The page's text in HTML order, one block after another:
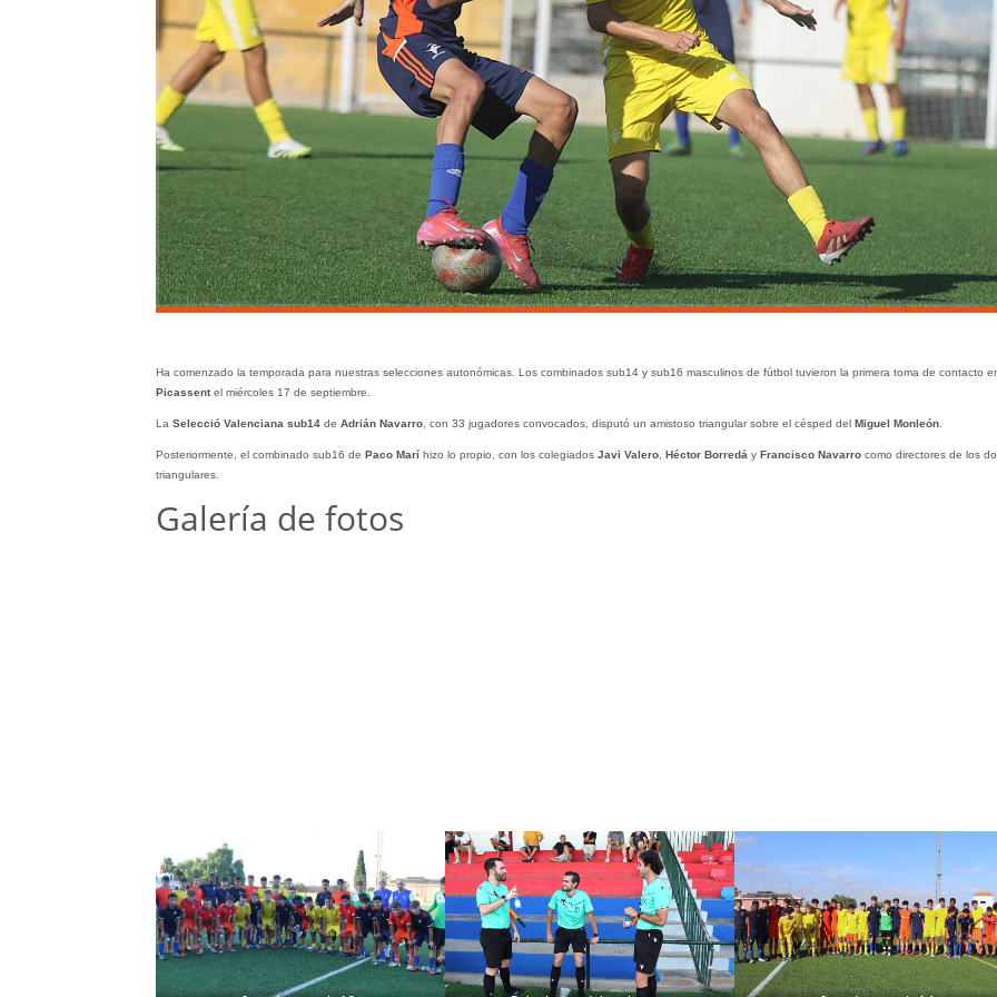
Ha comenzado la temporada para nuestras selecciones autonómicas. Los combinados sub14 y sub16 masculinos de fútbol tuvieron la primera toma de contacto
Picassentel miércoles 17 de septiembre.
La Selecció Valenciana sub14de Adrián Navarro, con 33 jugadores convocados, disputó un amistoso triangular sobre el césped del Miguel Monleón.
Posteriormente, el combinado sub16 de Paco Maríhizo lo propio, con los colegiados Javi Valero, Héctor Borredá y Francisco Navarrocomo directores de los
triangulares.
Galería de fotos